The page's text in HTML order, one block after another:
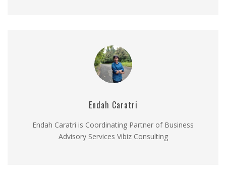
Endah Caratri
Endah Caratri is Coordinating Partner of Business
Advisory Services Vibiz Consulting